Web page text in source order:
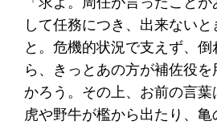
して任務につき、出来ないと
と。危機的状況で支えず、
ら、きっとあの方が補佐役
かろう。その上、お前の言葉
虎や野牛が檻から出たり、